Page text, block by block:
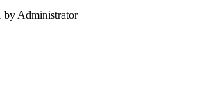
by Administrator